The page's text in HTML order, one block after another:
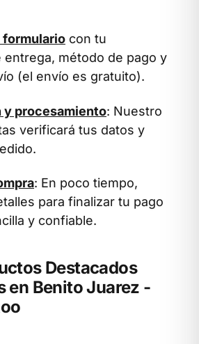
formulario con tu
entrega, método de pago y
(el envío es gratuito).
procesamiento: Nuestro
verificará tus datos y
: En poco tiempo,
para finalizar tu pago
y confiable.
Destacados
en Benito Juarez -